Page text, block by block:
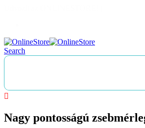
Search
Nagy pontosságú